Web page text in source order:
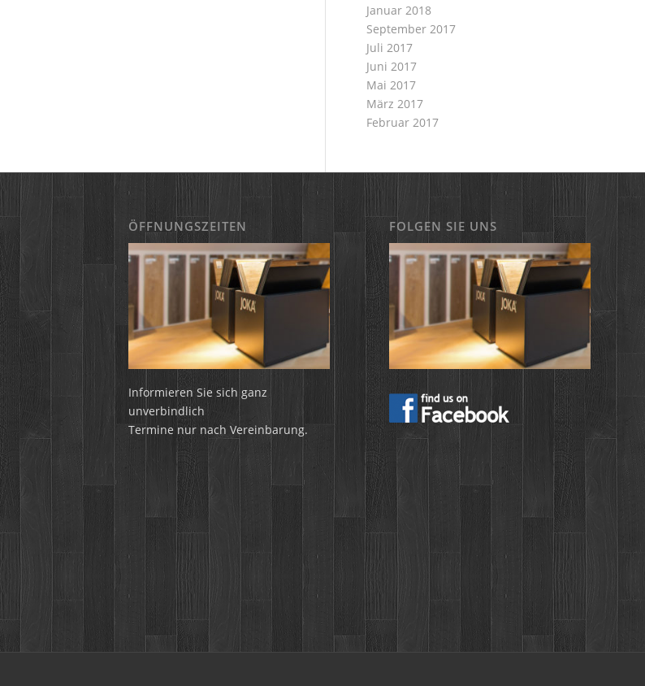
Januar 2018
September 2017
Juli 2017
Juni 2017
Mai 2017
März 2017
Februar 2017
ÖFFNUNGSZEITEN
Informieren Sie sich ganz
unverbindlich
Termine nur nach Vereinbarung.
FOLGEN SIE UNS